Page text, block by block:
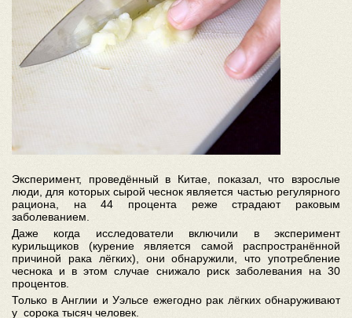
Эксперимент, проведённый в Китае, показал, что взрослые
люди, для которых сырой чеснок является частью регулярного
рациона, на 44 процента реже страдают раковым
заболеванием.
Даже когда исследователи включили в эксперимент
курильщиков (курение является самой распространённой
причиной рака лёгких), они обнаружили, что употребление
чеснока и в этом случае снижало риск заболевания на 30
процентов.
Только в Англии и Уэльсе ежегодно рак лёгких обнаруживают
у сорока тысяч человек.